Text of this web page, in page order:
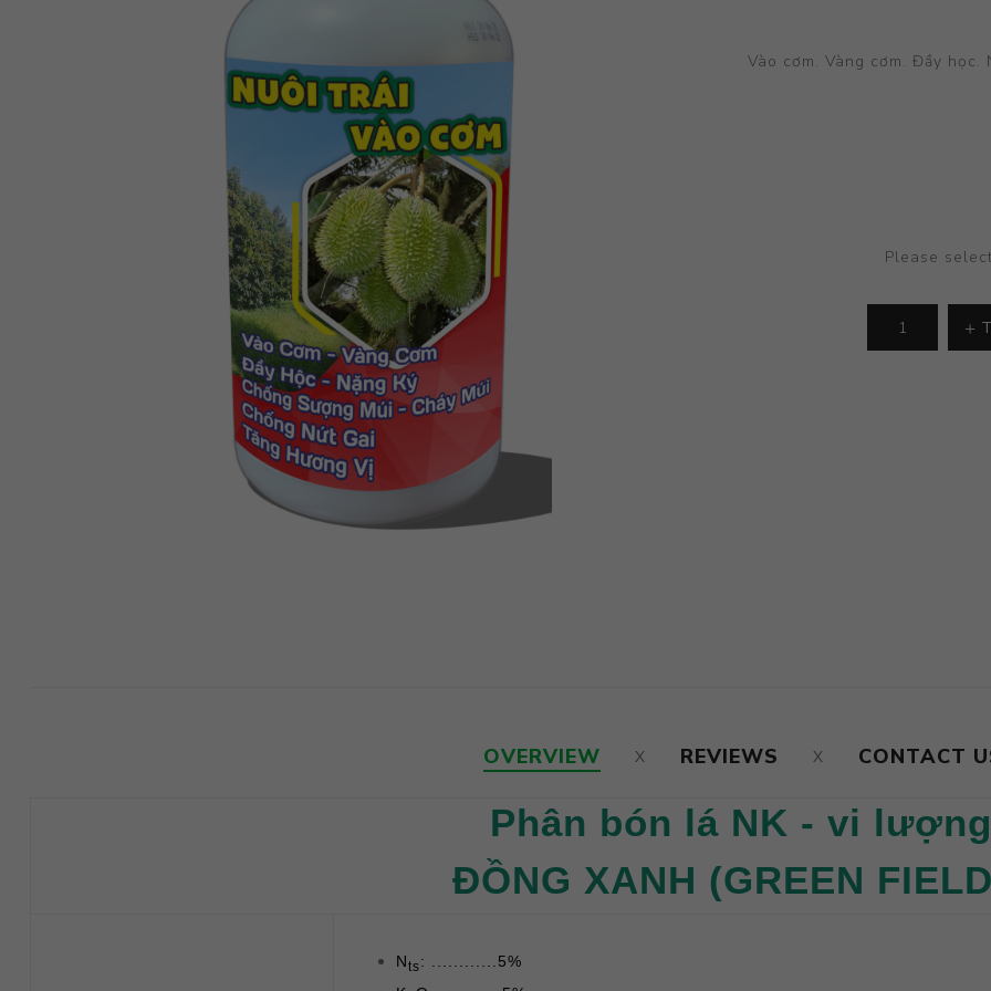
Vào cơm. Vàng cơm. Đầy
Please
OVERVIEW REVIEWS CONTACT
Phân bón lá NK - vi lượng
ĐỒNG XANH (GREEN
Nts: ............5%